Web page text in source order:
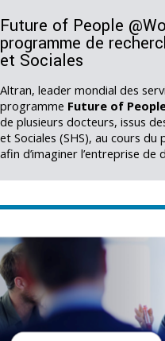
Future of People
programme de
et Sociales
Altran, leader mondial des
programme Future of
de plusieurs docteurs, issus
et Sociales (SHS), au cours
afin d’imaginer l’entreprise de